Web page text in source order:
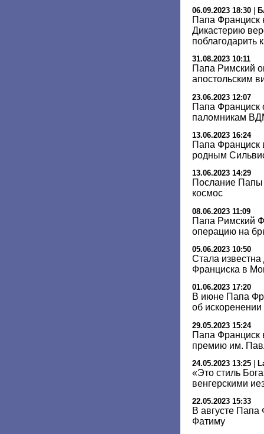
06.09.2023 18:30
Папа Франциск
Дикастерию
поблагодарить
31.08.2023 10:11
Папа Римский
апостольским
23.06.2023 12:07
Папа Франциск
паломникам
13.06.2023 16:24
Папа Франциск
родным
13.06.2023 14:29
Послание Папы
космос
08.06.2023 11:09
Папа Римский
операцию на
05.06.2023 10:50
Стала
Франциска в
01.06.2023 17:20
В июне Папа
об искоренении
29.05.2023 15:24
Папа Франциск
премию им.
24.05.2023 13:25
«Это стиль
венгерскими
22.05.2023 15:33
В августе Папа
Фатиму